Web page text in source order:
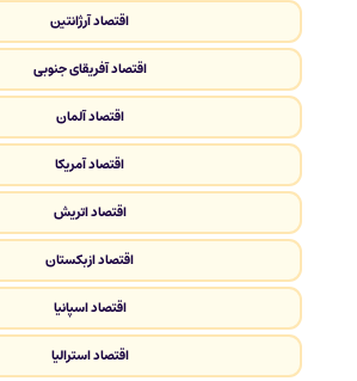
اقتصاد آرژانتین
اقتصاد آفریقای جنوبی
اقتصاد آلمان
اقتصاد آمریکا
اقتصاد اتریش
اقتصاد ازبکستان
اقتصاد اسپانیا
اقتصاد استرالیا